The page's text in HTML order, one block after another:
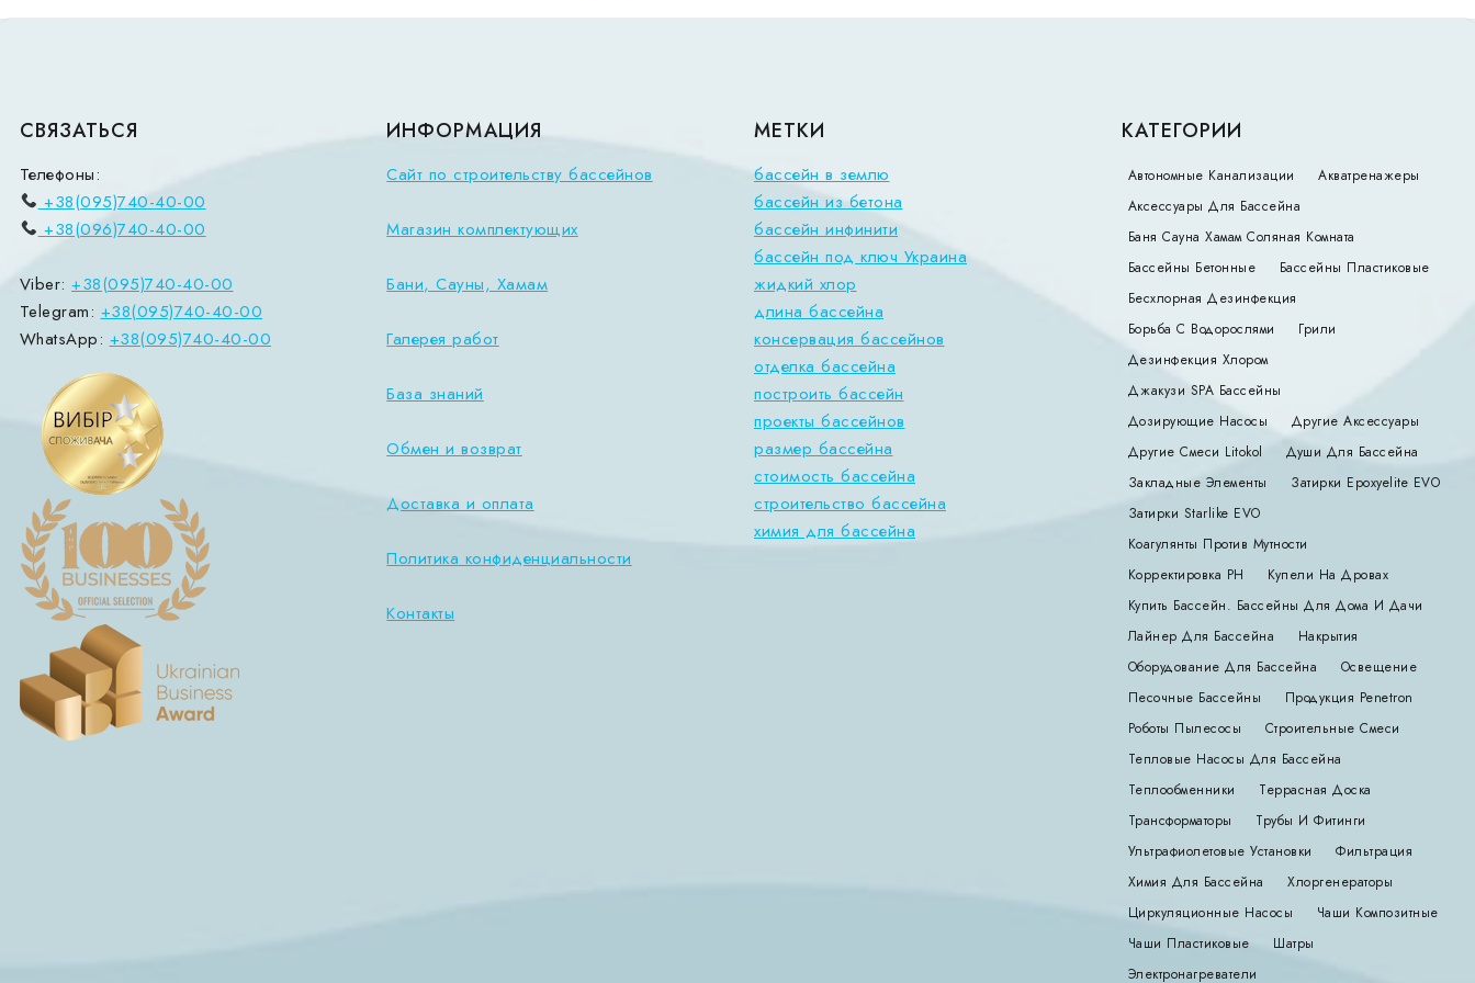
СВЯЗАТЬСЯ
Телефоны:
+38(095)740-40-00
+38(096)740-40-00
Viber: +38(095)740-40-00
Telegram: +38(095)740-40-00
WhatsApp: +38(095)740-40-00
ИНФОРМАЦИЯ
Сайт по строительству бассейнов
Магазин комплектующих
Бани, Сауны, Хамам
Галерея работ
База знаний
Обмен и возврат
Доставка и оплата
Политика конфиденциальности
Контакты
МЕТКИ
бассейн в землю
бассейн из бетона
бассейн инфинити
бассейн под ключ Украина
жидкий хлор
длина бассейна
консервация бассейнов
отделка бассейна
построить бассейн
проекты бассейнов
размер бассейна
стоимость бассейна
строительство бассейна
химия для бассейна
КАТЕГОРИИ
Автономные Канализации
Акватренажеры
Аксессуары Для Бассейна
Баня Сауна Хамам Соляная Комната
Бассейны Бетонные
Бассейны Пластиковые
Бесхлорная Дезинфекция
Борьба С Водорослями
Грили
Дезинфекция Хлором
Джакузи SPA Бассейны
Дозирующие Насосы
Другие Аксессуары
Другие Смеси Litokol
Души Для Бассейна
Закладные Элементы
Затирки Epoxyelite EVO
Затирки Starlike EVO
Коагулянты Против Мутности
Корректировка РН
Купели На Дровах
Купить Бассейн. Бассейны Для Дома И Дачи
Лайнер Для Бассейна
Накрытия
Оборудование Для Бассейна
Освещение
Песочные Бассейны
Продукция Penetron
Роботы Пылесосы
Строительные Смеси
Тепловые Насосы Для Бассейна
Теплообменники
Террасная Доска
Трансформаторы
Трубы И Фитинги
Ультрафиолетовые Установки
Фильтрация
Химия Для Бассейна
Хлоргенераторы
Циркуляционные Насосы
Чаши Композитные
Чаши Пластиковые
Шатры
Электронагреватели